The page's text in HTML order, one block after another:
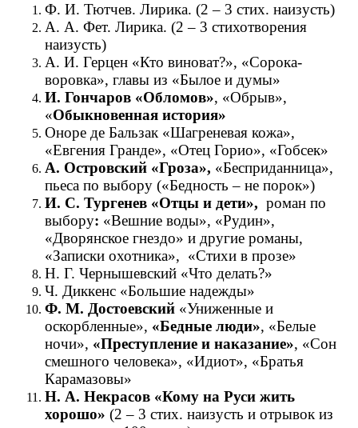
Ф. И. Тютчев. Лирика. (2 – 3 стих. наизусть)
А. А. Фет. Лирика. (2 – 3 стихотворения
наизусть)
А. И. Герцен «Кто виноват?», «Сорока-
воровка», главы из «Былое и думы»
И. Гончаров «Обломов», «Обрыв»,
«Обыкновенная история»
Оноре де Бальзак «Шагреневая кожа»,
«Евгения Гранде», «Отец Горио», «Гобсек»
А. Островский «Гроза», «Бесприданница»,
пьеса по выбору («Бедность – не порок»)
И. С. Тургенев «Отцы и дети», роман по
выбору: «Вешние воды», «Рудин»,
«Дворянское гнездо» и другие романы,
«Записки охотника», «Стихи в прозе»
Н. Г. Чернышевский «Что делать?»
Ч. Диккенс «Большие надежды»
Ф. М. Достоевский «Униженные и
оскорбленные», «Бедные люди», «Белые
ночи», «Преступление и наказание», «Сон
смешного человека», «Идиот», «Братья
Карамазовы»
Н. А. Некрасов «Кому на Руси жить
хорошо» (2 – 3 стих. наизусть и отрывок из